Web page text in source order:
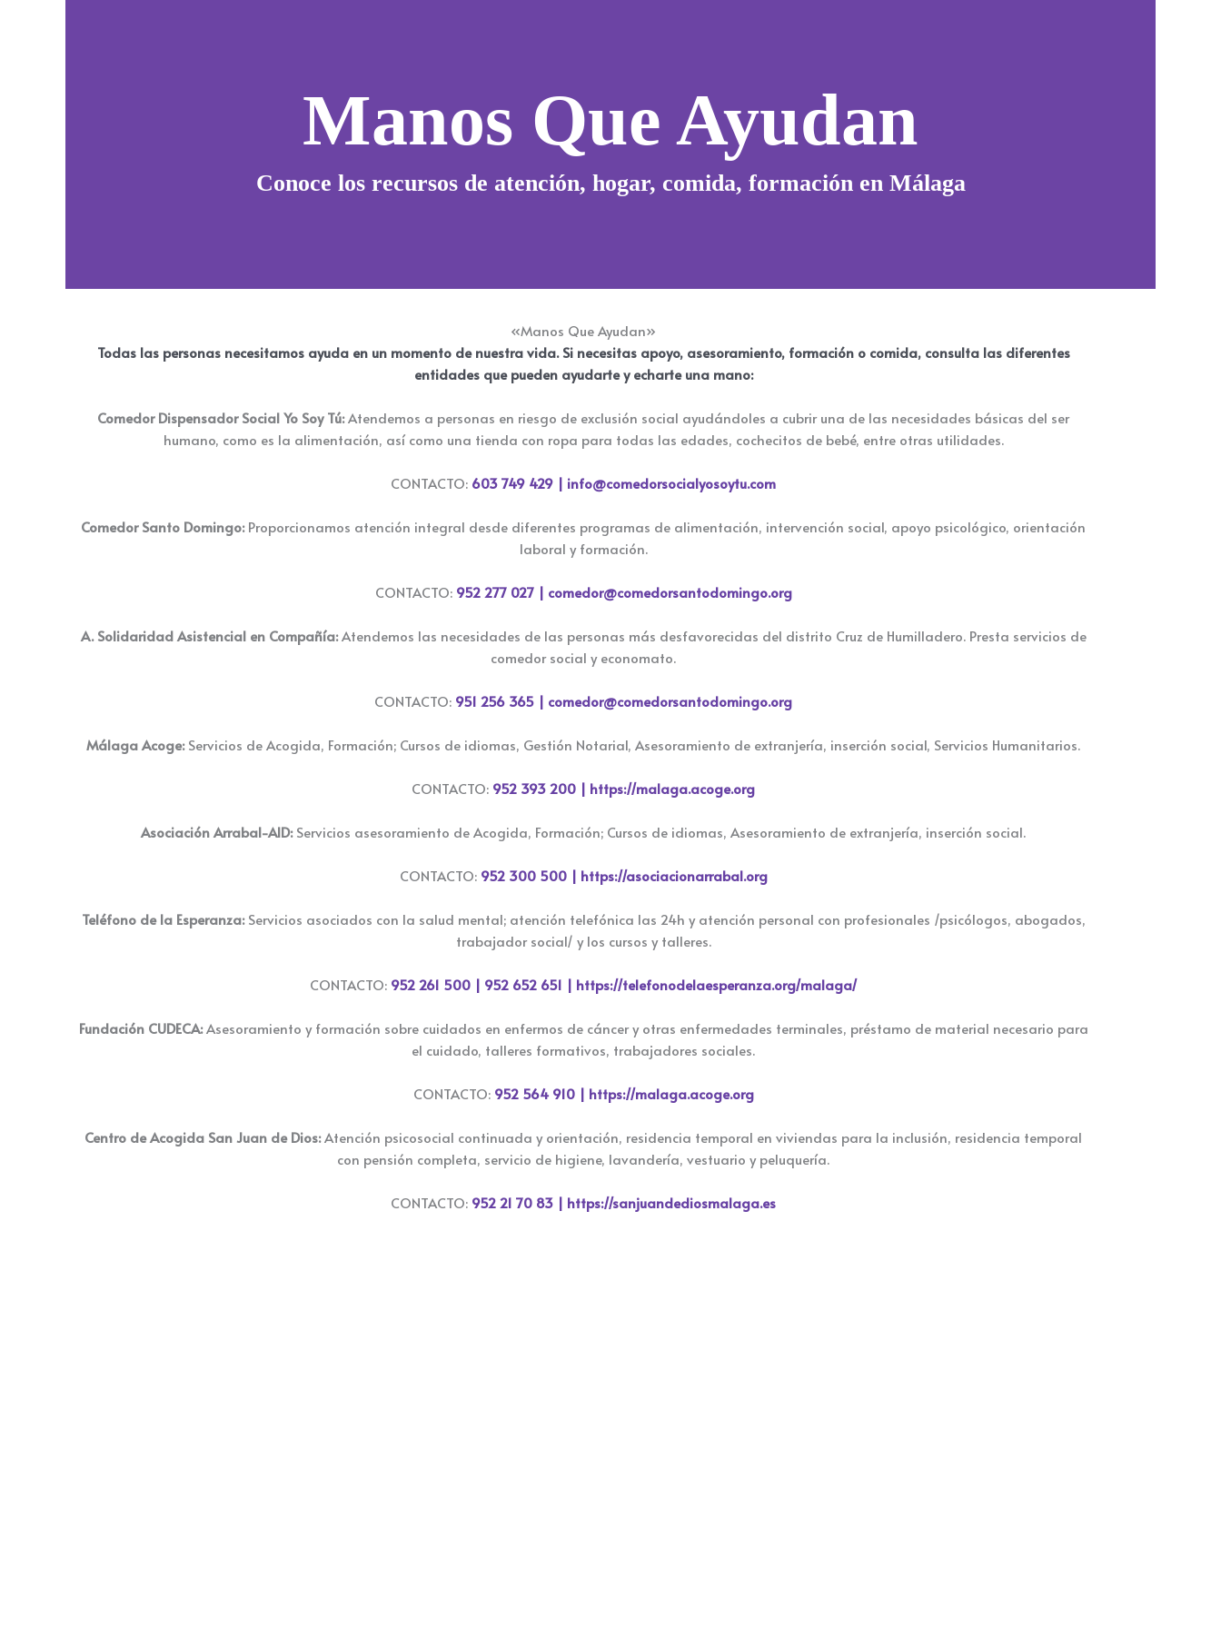
Manos Que Ayudan
Conoce los recursos de atención, hogar, comida, formación en Málaga
«Manos Que Ayudan»
Todas las personas necesitamos ayuda en un momento de nuestra vida. Si necesitas apoyo, asesoramiento, formación o comida, consulta las diferentes
entidades que pueden ayudarte y echarte una mano:
Comedor Dispensador Social Yo Soy Tú:Atendemos a personas en riesgo de exclusión social ayudándoles a cubrir una de las necesidades básicas del ser
humano, como es la alimentación, así como una tienda con ropa para todas las edades, cochecitos de bebé, entre otras utilidades.
CONTACTO: 603 749 429 | info@comedorsocialyosoytu.com
Comedor Santo Domingo:Proporcionamos atención integral desde diferentes programas de alimentación, intervención social, apoyo psicológico, orientación
laboral y formación.
CONTACTO: 952 277 027 | comedor@comedorsantodomingo.org
A. Solidaridad Asistencial en Compañía:Atendemos las necesidades de las personas más desfavorecidas del distrito Cruz de Humilladero. Presta servicios de
comedor social y economato.
CONTACTO: 951 256 365 | comedor@comedorsantodomingo.org
Málaga Acoge:Servicios de Acogida, Formación; Cursos de idiomas, Gestión Notarial, Asesoramiento de extranjería, inserción social, Servicios Humanitarios.
CONTACTO: 952 393 200 | https://malaga.acoge.org
Asociación Arrabal-AID:Servicios asesoramiento de Acogida, Formación; Cursos de idiomas, Asesoramiento de extranjería, inserción social.
CONTACTO: 952 300 500 | https://asociacionarrabal.org
Teléfono de la Esperanza:Servicios asociados con la salud mental; atención telefónica las 24h y atención personal con profesionales /psicólogos, abogados,
trabajador social/ y los cursos y talleres.
CONTACTO: 952 261 500 | 952 652 651 | https://telefonodelaesperanza.org/malaga/
Fundación CUDECA:Asesoramiento y formación sobre cuidados en enfermos de cáncer y otras enfermedades terminales, préstamo de material necesario para
el cuidado, talleres formativos, trabajadores sociales.
CONTACTO: 952 564 910 | https://malaga.acoge.org
Centro de Acogida San Juan de Dios:Atención psicosocial continuada y orientación, residencia temporal en viviendas para la inclusión, residencia temporal
con pensión completa, servicio de higiene, lavandería, vestuario y peluquería.
CONTACTO: 952 21 70 83 | https://sanjuandediosmalaga.es